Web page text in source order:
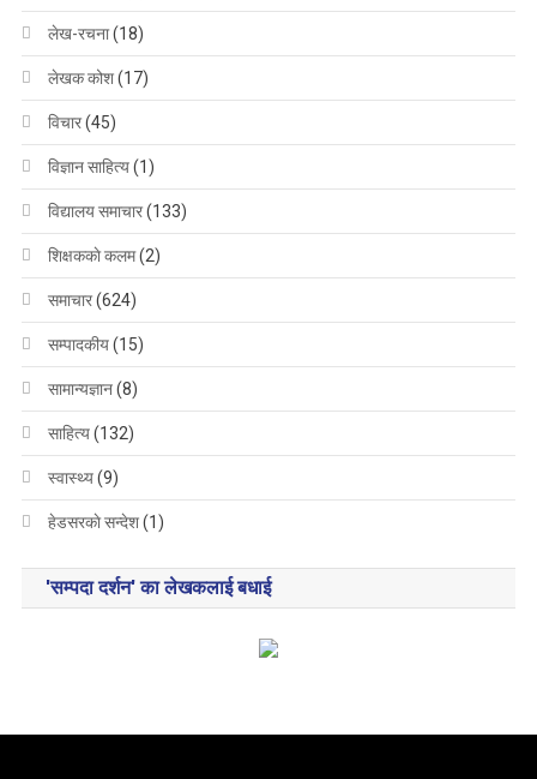
लेख-रचना(18)
लेखक कोश(17)
विचार(45)
विज्ञान साहित्य(1)
विद्यालय समाचार(133)
शिक्षककाे कलम(2)
समाचार(624)
सम्पादकीय(15)
सामान्यज्ञान(8)
साहित्य(132)
स्वास्थ्य(9)
हेडसरकाे सन्देश(1)
'सम्पदा दर्शन' का लेखकलाई बधाई